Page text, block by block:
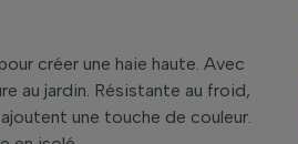
créer une haie haute. Avec
au jardin. Résistante au froid,
une touche de couleur.